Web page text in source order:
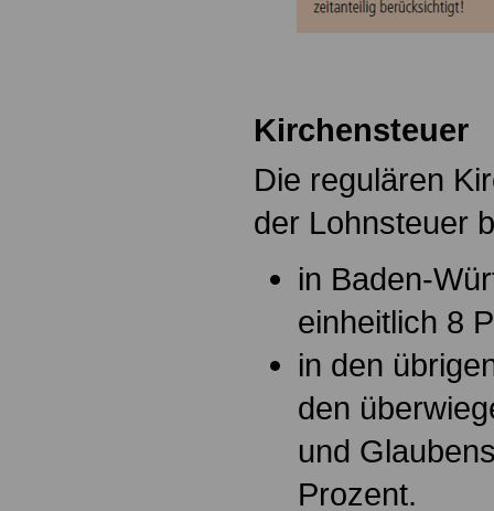
Kirchensteuer
Die regulären
der Lohnsteuer
in Baden-
einheitlich 8
in den
den
und
Prozent.